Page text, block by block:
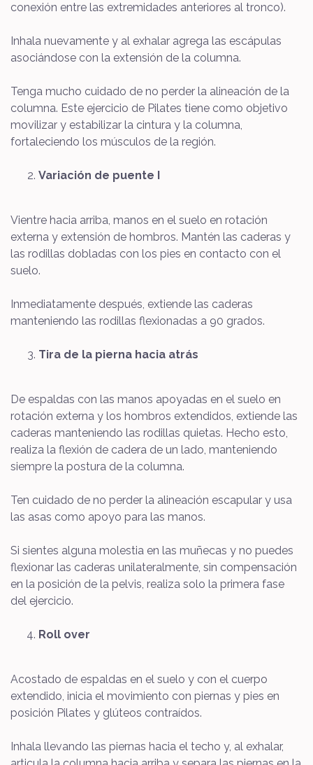
conexión entre las extremidades anteriores al tronco).
Inhala nuevamente y al exhalar agrega las escápulas
asociándose con la extensión de la columna.
Tenga mucho cuidado de no perder la alineación de la
columna. Este ejercicio de Pilates tiene como objetivo
movilizar y estabilizar la cintura y la columna,
fortaleciendo los músculos de la región.
Variación de puente I
Vientre hacia arriba, manos en el suelo en rotación
externa y extensión de hombros. Mantén las caderas y
las rodillas dobladas con los pies en contacto con el
suelo.
Inmediatamente después, extiende las caderas
manteniendo las rodillas flexionadas a 90 grados.
Tira de la pierna hacia atrás
De espaldas con las manos apoyadas en el suelo en
rotación externa y los hombros extendidos, extiende las
caderas manteniendo las rodillas quietas. Hecho esto,
realiza la flexión de cadera de un lado, manteniendo
siempre la postura de la columna.
Ten cuidado de no perder la alineación escapular y usa
las asas como apoyo para las manos.
Si sientes alguna molestia en las muñecas y no puedes
flexionar las caderas unilateralmente, sin compensación
en la posición de la pelvis, realiza solo la primera fase
del ejercicio.
Roll over
Acostado de espaldas en el suelo y con el cuerpo
extendido, inicia el movimiento con piernas y pies en
posición Pilates y glúteos contraídos.
Inhala llevando las piernas hacia el techo y, al exhalar,